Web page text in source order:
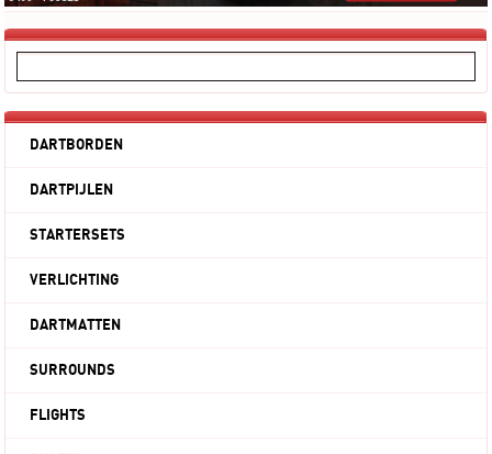
DARTBORDEN
DARTPIJLEN
STARTERSETS
VERLICHTING
DARTMATTEN
SURROUNDS
FLIGHTS